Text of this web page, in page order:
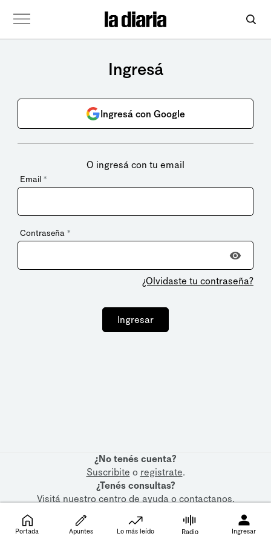
Ingresá
Ingresá con Google
O ingresá con tu email
Email *
Contraseña *
¿Olvidaste tu contraseña?
Ingresar
¿No tenés cuenta?
Suscribite o registrate.
¿Tenés consultas?
Visitá nuestrocentro de ayudaocontactanos.
Portada Apuntes Lo más leído Radio Ingresar